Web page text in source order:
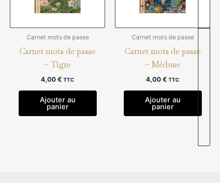
Carnet mots de passe
Carnet mots de passe
– Tigre
4,00€ TTC
Ajouter au
panier
Carnet mots de passe
Carnet mots de passe
– Méduse
4,00€ TTC
Ajouter au
panier